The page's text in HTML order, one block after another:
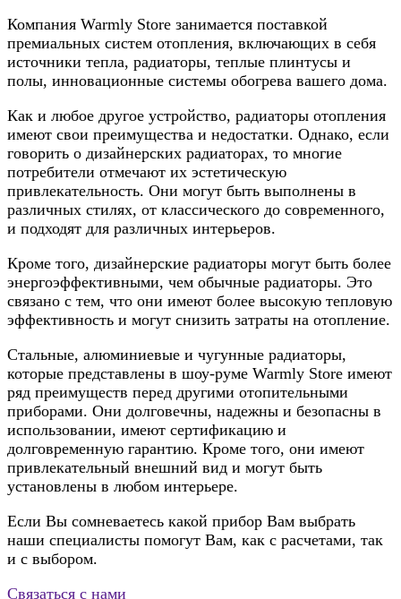
Компания Warmly Store занимается поставкой
премиальных систем отопления, включающих в себя
источники тепла, радиаторы, теплые плинтусы и
полы, инновационные системы обогрева вашего дома.
Как и любое другое устройство, радиаторы отопления
имеют свои преимущества и недостатки. Однако, если
говорить о дизайнерских радиаторах, то многие
потребители отмечают их эстетическую
привлекательность. Они могут быть выполнены в
различных стилях, от классического до современного,
и подходят для различных интерьеров.
Кроме того, дизайнерские радиаторы могут быть более
энергоэффективными, чем обычные радиаторы. Это
связано с тем, что они имеют более высокую тепловую
эффективность и могут снизить затраты на отопление.
Стальные, алюминиевые и чугунные радиаторы,
которые представлены в шоу-руме Warmly Store имеют
ряд преимуществ перед другими отопительными
приборами. Они долговечны, надежны и безопасны в
использовании, имеют сертификацию и
долговременную гарантию. Кроме того, они имеют
привлекательный внешний вид и могут быть
установлены в любом интерьере.
Если Вы сомневаетесь какой прибор Вам выбрать
наши специалисты помогут Вам, как с расчетами, так
и с выбором.
Связаться с нами